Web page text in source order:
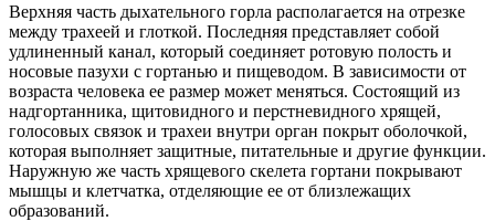
Верхняя часть дыхательного горла располагается на отрезке
между трахеей и глоткой. Последняя представляет собой
удлиненный канал, который соединяет ротовую полость и
носовые пазухи с гортанью и пищеводом. В зависимости от
возраста человека ее размер может меняться. Состоящий из
надгортанника, щитовидного и перстневидного хрящей,
голосовых связок и трахеи внутри орган покрыт оболочкой,
которая выполняет защитные, питательные и другие функции.
Наружную же часть хрящевого скелета гортани покрывают
мышцы и клетчатка, отделяющие ее от близлежащих
образований.